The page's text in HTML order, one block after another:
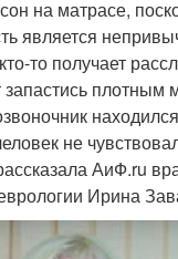
на матрасе,
является
то получает
запастись плотным
не
АиФ.ru
Ирина